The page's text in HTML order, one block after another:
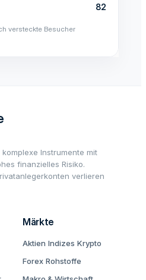
82
versteckte Besucher
komplexe Instrumente mit
finanzielles Risiko.
verlieren
Märkte
Aktien Indizes Krypto
Forex Rohstoffe